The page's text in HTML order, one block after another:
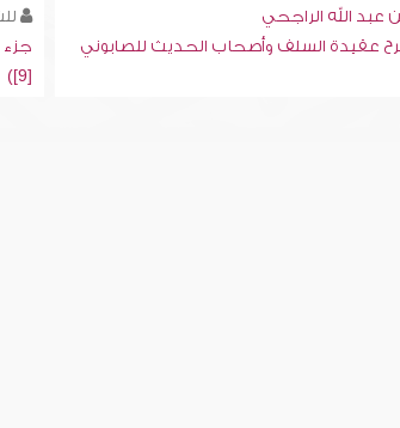
عبد الله الراجحي
عقيدة السلف وأصحاب الحديث للصابوني
[9])